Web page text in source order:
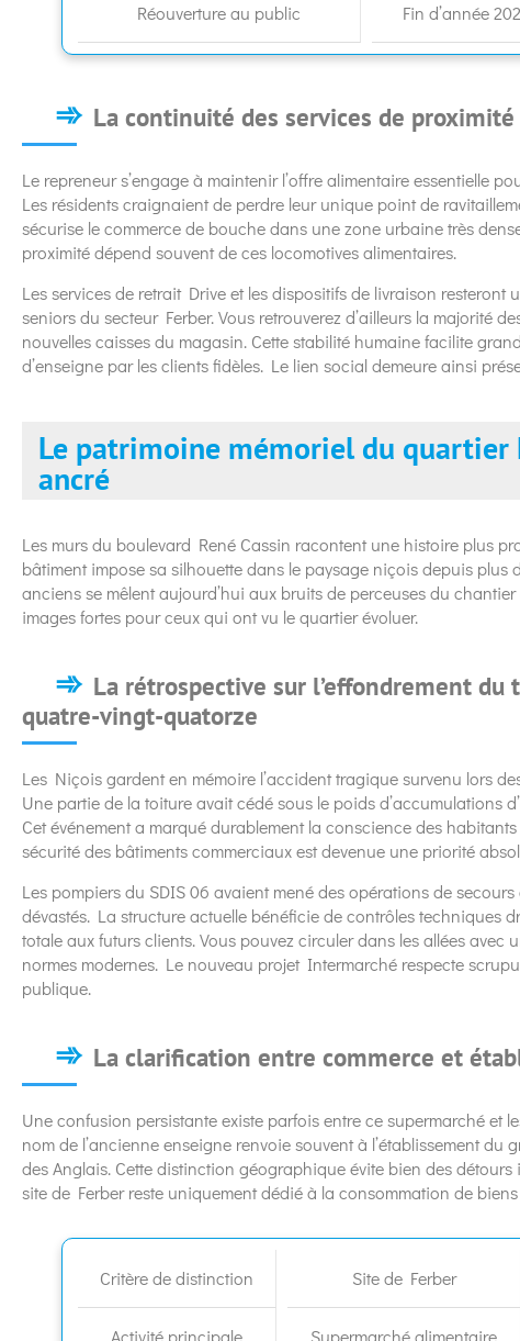
Réouverture au public Fin d’année
La continuité des services de
Le repreneur s’engage à maintenir l’offre alimentaire essentielle
Les résidents craignaient de perdre leur unique point de
sécurise le commerce de bouche dans une zone urbaine très
proximité dépend souvent de ces locomotives alimentaires.
Les services de retrait Drive et les dispositifs de livraison
seniors du secteur Ferber. Vous retrouverez d’ailleurs la majorité
nouvelles caisses du magasin. Cette stabilité humaine facilite
d’enseigne par les clients fidèles. Le lien social demeure ainsi
Le patrimoine mémoriel du quartier
ancré
Les murs du boulevard René Cassin racontent une histoire plus
bâtiment impose sa silhouette dans le paysage niçois depuis plus
anciens se mêlent aujourd’hui aux bruits de perceuses du
images fortes pour ceux qui ont vu le quartier évoluer.
La rétrospective sur l’effondrement
quatre-vingt-quatorze
Les Niçois gardent en mémoire l’accident tragique survenu lors
Une partie de la toiture avait cédé sous le poids d’accumulations
Cet événement a marqué durablement la conscience des
sécurité des bâtiments commerciaux est devenue une priorité
Les pompiers du SDIS 06 avaient mené des opérations de
dévastés. La structure actuelle bénéficie de contrôles techniques
totale aux futurs clients. Vous pouvez circuler dans les allées
normes modernes. Le nouveau projet Intermarché respecte
publique.
La clarification entre commerce et
Une confusion persistante existe parfois entre ce supermarché et
nom de l’ancienne enseigne renvoie souvent à l’établissement
des Anglais. Cette distinction géographique évite bien des
site de Ferber reste uniquement dédié à la consommation de
Critère de distinction Site de Ferber
Activité principale Supermarché alimentaire